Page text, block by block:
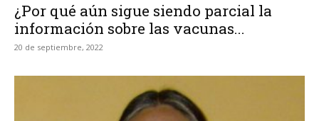
¿Por qué aún sigue siendo parcial la
información sobre las vacunas...
20 de septiembre, 2022